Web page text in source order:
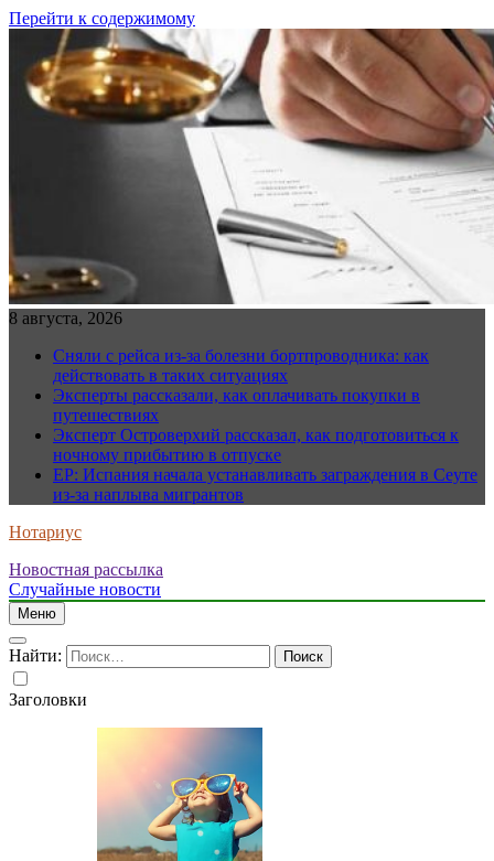
Перейти к содержимому
8 августа, 2026
Сняли с рейса из-за болезни бортпроводника: как
действовать в таких ситуациях
Эксперты рассказали, как оплачивать покупки в
путешествиях
Эксперт Островерхий рассказал, как подготовиться к
ночному прибытию в отпуске
EP: Испания начала устанавливать заграждения в Сеуте
из-за наплыва мигрантов
Нотариус
Новостная рассылка
Случайные новости
Меню
Найти:
Заголовки